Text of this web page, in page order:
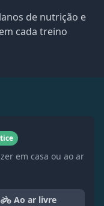
de nutrição e
cada treino
em casa ou ao ar
Ao ar livre